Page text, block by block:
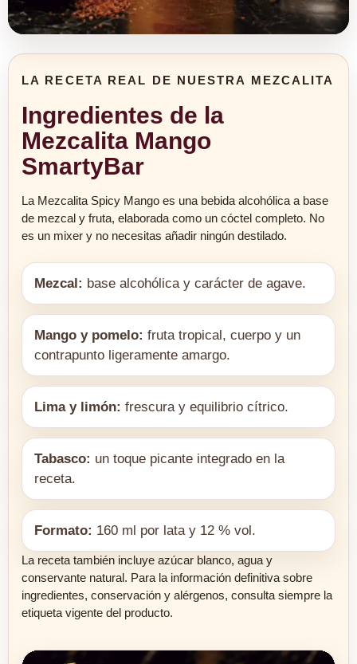
LA RECETA REAL DE NUESTRA MEZCALITA
Ingredientes de la
Mezcalita Mango
SmartyBar
La Mezcalita Spicy Mango es una bebida alcohólica a base
de mezcal y fruta, elaborada como un cóctel completo. No
es un mixer y no necesitas añadir ningún destilado.
Mezcal: base alcohólica y carácter de agave.
Mango y pomelo: fruta tropical, cuerpo y un
contrapunto ligeramente amargo.
Lima y limón: frescura y equilibrio cítrico.
Tabasco: un toque picante integrado en la
receta.
Formato: 160 ml por lata y 12 % vol.
La receta también incluye azúcar blanco, agua y
conservante natural. Para la información definitiva sobre
ingredientes, conservación y alérgenos, consulta siempre la
etiqueta vigente del producto.